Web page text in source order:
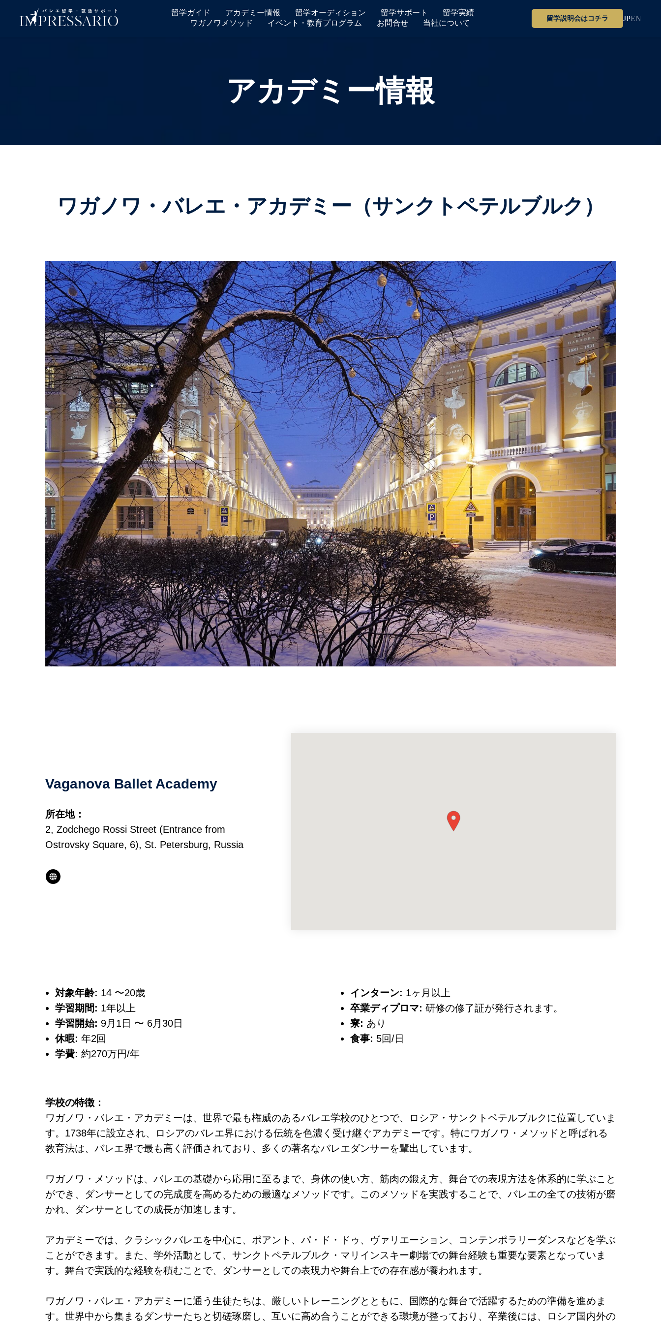
留学ガイド アカデミー情報 留学オーディション 留学サポート
留学実績
ワガノワメソッド
イベント・教育プログラム お問合せ 当社について
留学説明会はコチラ JPEN
アカデミー情報
ワガノワ・バレエ・アカデミー（サンクトペテルブルク）
Vaganova Ballet Academy
所在地：
2, Zodchego Rossi Street (Entrance from
Ostrovsky Square, 6), St. Petersburg, Russia
対象年齢: 14 〜20歳
学習期間: 1年以上
学習開始: 9月1日 〜 6月30日
休暇: 年2回
学費: 約270万円/年
インターン: 1ヶ月以上
卒業ディプロマ: 研修の修了証が発行されます。
寮: あり
食事: 5回/日
学校の特徴：
ワガノワ・バレエ・アカデミーは、世界で最も権威のあるバレエ学校のひとつで、ロシア・サンクトペテルブルクに位置していま
す。1738年に設立され、ロシアのバレエ界における伝統を色濃く受け継ぐアカデミーです。特にワガノワ・メソッドと呼ばれる
教育法は、バレエ界で最も高く評価されており、多くの著名なバレエダンサーを輩出しています。
ワガノワ・メソッドは、バレエの基礎から応用に至るまで、身体の使い方、筋肉の鍛え方、舞台での表現方法を体系的に学ぶこと
ができ、ダンサーとしての完成度を高めるための最適なメソッドです。このメソッドを実践することで、バレエの全ての技術が磨
かれ、ダンサーとしての成長が加速します。
アカデミーでは、クラシックバレエを中心に、ポアント、パ・ド・ドゥ、ヴァリエーション、コンテンポラリーダンスなどを学ぶ
ことができます。また、学外活動として、サンクトペテルブルク・マリインスキー劇場での舞台経験も重要な要素となっていま
す。舞台で実践的な経験を積むことで、ダンサーとしての表現力や舞台上での存在感が養われます。
ワガノワ・バレエ・アカデミーに通う生徒たちは、厳しいトレーニングとともに、国際的な舞台で活躍するための準備を進めま
す。世界中から集まるダンサーたちと切磋琢磨し、互いに高め合うことができる環境が整っており、卒業後には、ロシア国内外の